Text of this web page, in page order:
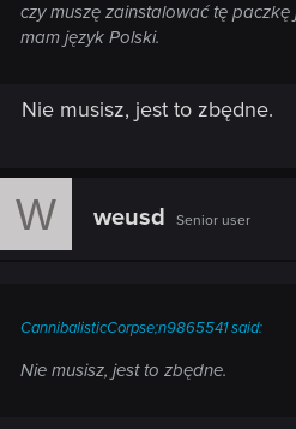
czy muszę zainstalować tę paczkę
mam język Polski.
Nie musisz, jest to zbędne.
W weusd Senior user
CannibalisticCorpse;n9865541 said:
Nie musisz, jest to zbędne.